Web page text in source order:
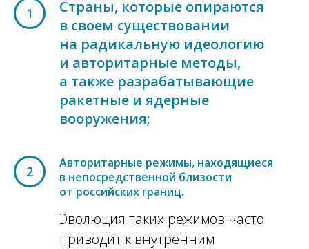
1
Страны, которые опираются
в своем существовании
на радикальную идеологию
и авторитарные методы,
а также разрабатывающие
ракетные и ядерные
вооружения;
2
Авторитарные режимы, находящиеся
в непосредственной близости
от российских границ.
Эволюция таких режимов часто
приводит к внутренним